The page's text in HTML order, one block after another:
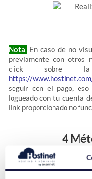
Nota: En caso de no
previamente con otros
click sobre
https://
seguir con el pago,
logueado con tu cuenta
link proporcionado no
4
Al pinchar sobre el botón